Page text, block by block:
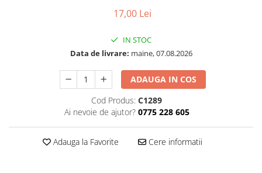
17,00 Lei
IN STOC
Data de livrare: maine, 07.08.2026
ADAUGA IN COS
Cod Produs: C1289
Ai nevoie de ajutor? 0775 228 605
Adauga la Favorite Cere informatii